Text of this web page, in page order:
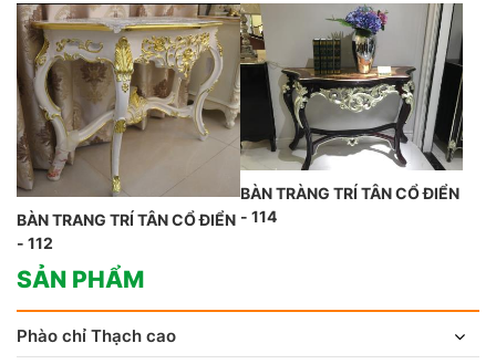
BÀN TRANG TRÍ TÂN CỔ ĐIỂN
- 112
BÀN TRÀNG TRÍ TÂN CỔ ĐIỂN
- 114
SẢN PHẨM
Phào chỉ Thạch cao